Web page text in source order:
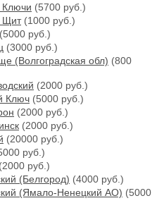
Ключи (5700 руб.)
Щит(1000 руб.)
(5000 руб.)
(3000 руб.)
(Волгоградская обл) (800
(2000 руб.)
Ключ (5000 руб.)
(2000 руб.)
(2000 руб.)
(20000 руб.)
руб.)
(2000 руб.)
(Белгород) (4000 руб.)
(Ямало-Ненецкий АО) (5000